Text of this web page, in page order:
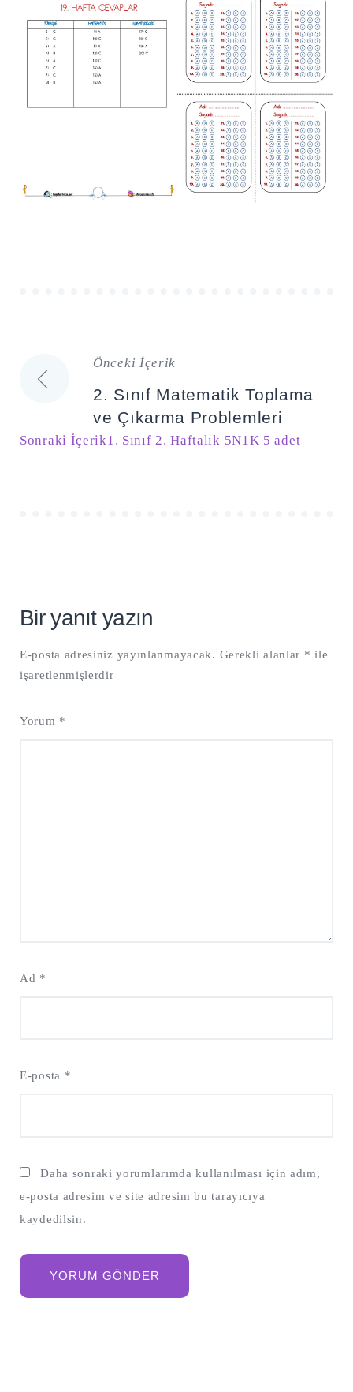
Yazı
gezinmesi
Önceki İçerik
2. Sınıf Matematik Toplama
ve Çıkarma Problemleri
Sonraki İçerik1. Sınıf 2. Haftalık 5N1K 5 adet
Bir yanıt yazın
E-posta adresiniz yayınlanmayacak. Gerekli alanlar * ile
işaretlenmişlerdir
Yorum *
Ad *
E-posta *
Daha sonraki yorumlarımda kullanılması için adım,
e-posta adresim ve site adresim bu tarayıcıya
kaydedilsin.